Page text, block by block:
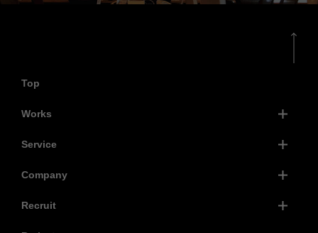
Top
Works
Service
Company
Recruit